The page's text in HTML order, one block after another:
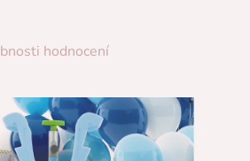
hodnocení